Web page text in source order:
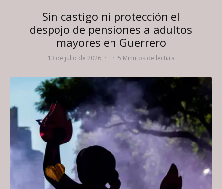
Sin castigo ni protección el
despojo de pensiones a adultos
mayores en Guerrero
13 de julio de 2026 · · 5 Minutos de lectura